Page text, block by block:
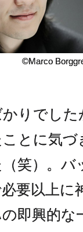
©Marco
りでした
とに気
笑）。バ
要以上に
即興的